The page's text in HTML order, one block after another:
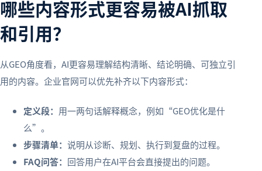
哪些内容形式更容易被AI抓取
和引用？
从GEO角度看，AI更容易理解结构清晰、结论明确、可独立引
用的内容。企业官网可以优先补齐以下内容形式：
定义段： 用一两句话解释概念，例如“GEO优化是什
么”。
步骤清单： 说明从诊断、规划、执行到复盘的过程。
FAQ问答： 回答用户在AI平台会直接提出的问题。